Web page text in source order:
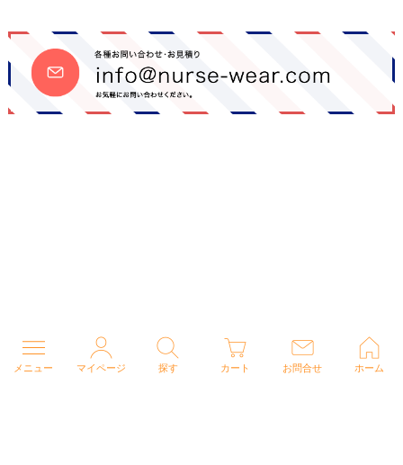
メニュー マイページ 探す カート お問合せ ホーム